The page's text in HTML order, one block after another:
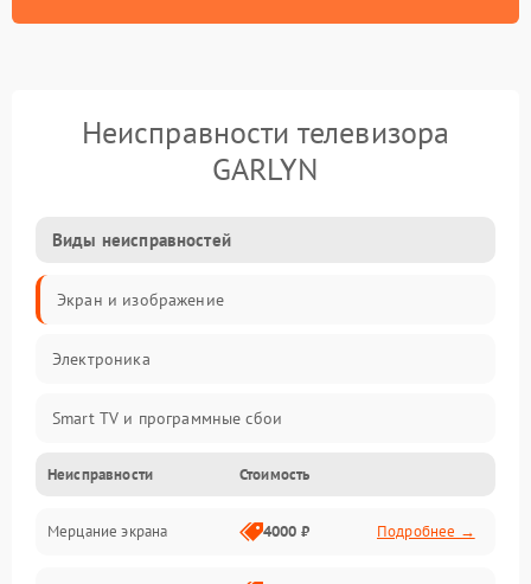
Неисправности телевизора
GARLYN
Виды неисправностей
Экран и изображение
Электроника
Smart TV и программные сбои
Питание и запуск
Подсветка и LED-модули
Неисправности Стоимость
Мерцание экрана 4000 ₽ Подробнее →